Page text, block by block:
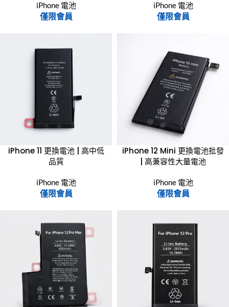
iPhone 電池
僅限會員
iPhone 電池
僅限會員
iPhone 11 更換電池 | 高中低
品質
iPhone 電池
僅限會員
iPhone 12 Mini 更換電池批發
| 高兼容性大量電池
iPhone 電池
僅限會員